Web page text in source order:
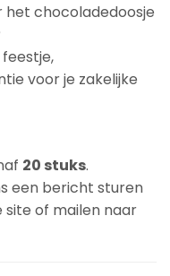
het chocoladedoosje
voor je zakelijke
20 stuks.
een bericht sturen
of mailen naar